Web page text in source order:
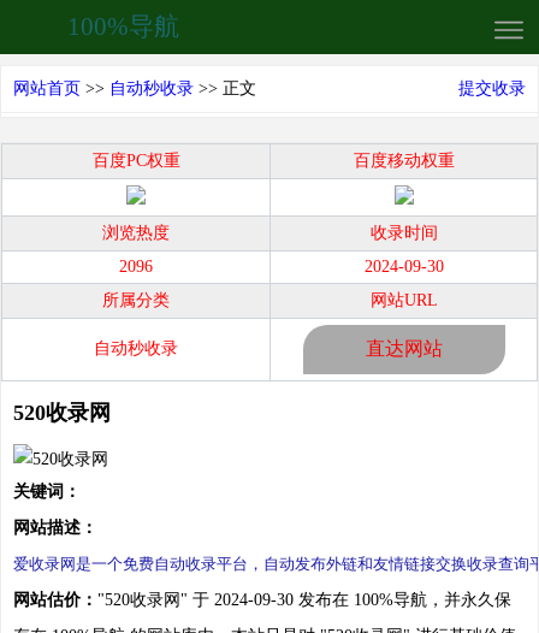
100%导航
网站首页 >> 自动秒收录 >> 正文 提交收录
百度PC权重 百度移动权重
浏览热度
收录时间
2096
2024-09-30
所属分类
网站URL
自动秒收录 直达网站
520收录网
关键词：
网站描述：
爱收录网是一个免费自动收录平台，自动发布外链和友情链接交换收录查
网站估价： "520收录网" 于 2024-09-30 发布在 100%导航，并永久保